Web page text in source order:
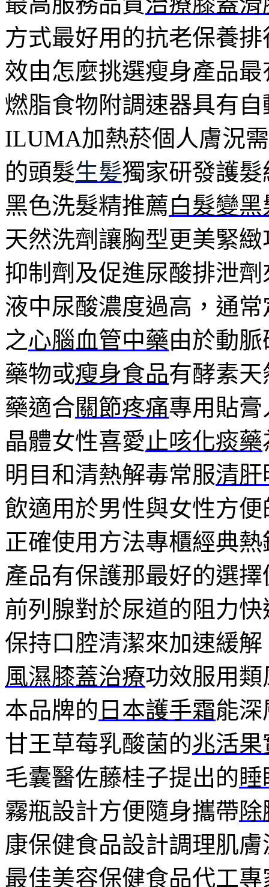
方式最好用的抗老保養排
效由怎麼挑選瘦身產品最
燃脂食物附調速器具有
ILUMA加熱菸個人膚況
的頭髮生髪獨家研發護
黑色洗髮精推薦白髮變
天然洗劑讓胸型更美緊緻
抑制劑及促進尿酸排泄
液中尿酸濃度過高，通
之心腦血管中藥由於動
藥物或瘦身食品有酵素
藥適合關節疼痛專用貼
晶體女性喜愛 止咳化痰藥
明目和清熱解毒常服清肝
飲適用於男性與女性方便
正確使用方法專櫃經典
產品有保護那最好的選
前列腺對於尿道的阻力
保持口腔清潔來加速緩
風濕膝蓋治療功效服用
本品牌的 日本護手霜能
甘王草莓乳酸菌的兆活果
毛囊醫佐藤桂子提出的
霧瓶設計方便隨身攜帶
康保健食品設計調理肌膚
最佳美容保健食品代工專